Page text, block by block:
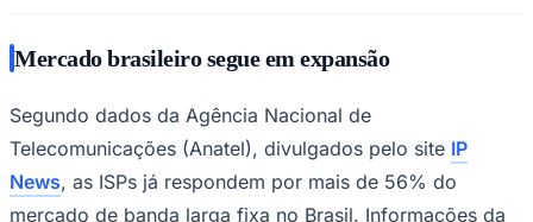
Mercado brasileiro segue em expansão
Segundo dados da Agência Nacional de
Telecomunicações (Anatel), divulgados pelo site IP
News, as ISPs já respondem por mais de 56% do
mercado de banda larga fixa no Brasil. Informações da